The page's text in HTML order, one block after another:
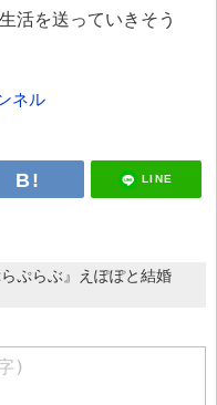
活を送っていきそう
ネル
LINE
ぷらぶ』えぽぽと結婚